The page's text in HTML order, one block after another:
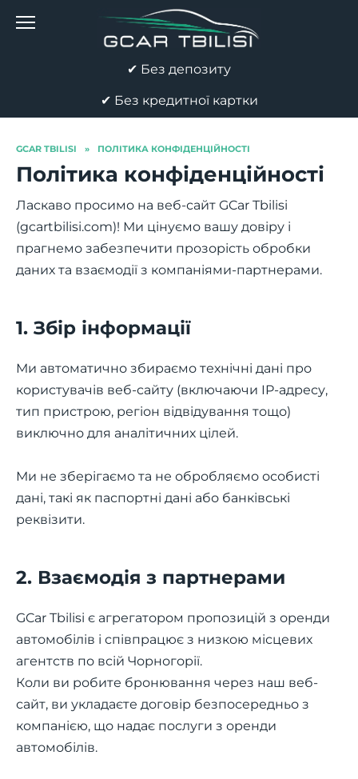
✔ Без депозиту
✔ Без кредитної картки
GCAR TBILISI » ПОЛІТИКА КОНФІДЕНЦІЙНОСТІ
Політика конфіденційності
Ласкаво просимо на веб-сайт GCar Tbilisi
(gcartbilisi.com)! Ми цінуємо вашу довіру і
прагнемо забезпечити прозорість обробки
даних та взаємодії з компаніями-партнерами.
1. Збір інформації
Ми автоматично збираємо технічні дані про
користувачів веб-сайту (включаючи IP-адресу,
тип пристрою, регіон відвідування тощо)
виключно для аналітичних цілей.
Ми не зберігаємо та не обробляємо особисті
дані, такі як паспортні дані або банківські
реквізити.
2. Взаємодія з партнерами
GCar Tbilisi є агрегатором пропозицій з оренди
автомобілів і співпрацює з низкою місцевих
агентств по всій Чорногорії.
Коли ви робите бронювання через наш веб-
сайт, ви укладаєте договір безпосередньо з
компанією, що надає послуги з оренди
автомобілів.